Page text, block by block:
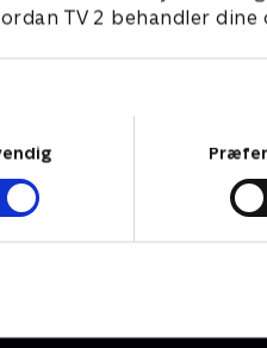
TV 2 behandler dine